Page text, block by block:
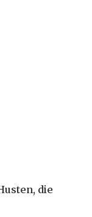
die